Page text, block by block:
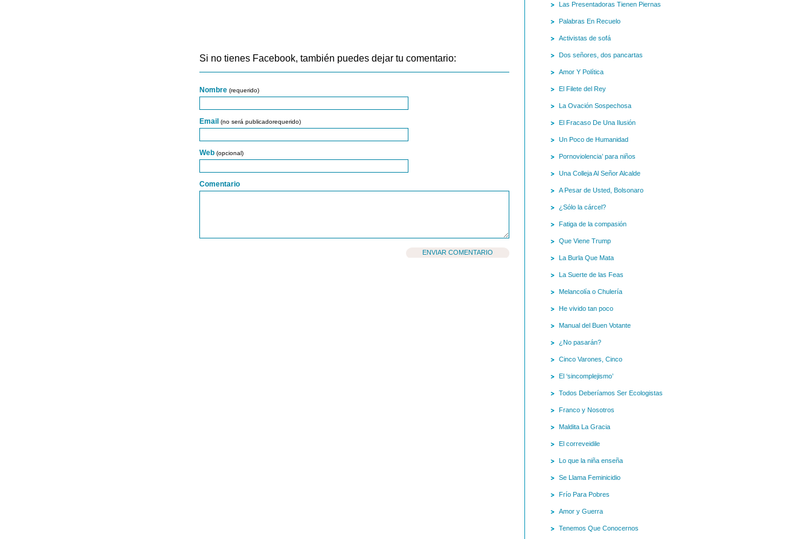
Si no tienes Facebook, también puedes dejar tu comentario:
Nombre (requerido)
Email (no será publicadorequerido)
Web (opcional)
Comentario
Las Presentadoras Tienen Piernas
Palabras En Recuelo
Activistas de sofá
Dos señores, dos pancartas
Amor Y Política
El Filete del Rey
La Ovación Sospechosa
El Fracaso De Una Ilusión
Un Poco de Humanidad
Pornoviolencia’ para niños
Una Colleja Al Señor Alcalde
A Pesar de Usted, Bolsonaro
¿Sólo la cárcel?
Fatiga de la compasión
Que Viene Trump
La Burla Que Mata
La Suerte de las Feas
Melancolía o Chulería
He vivido tan poco
Manual del Buen Votante
¿No pasarán?
Cinco Varones, Cinco
El ‘sincomplejismo’
Todos Deberíamos Ser Ecologistas
Franco y Nosotros
Maldita La Gracia
El correveidile
Lo que la niña enseña
Se Llama Feminicidio
Frío Para Pobres
Amor y Guerra
Tenemos Que Conocernos